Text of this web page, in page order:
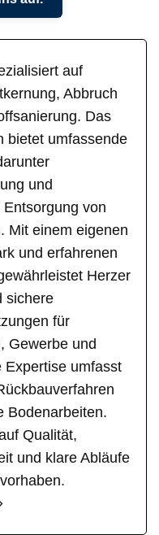
auf
Abbruch
Das
bietet umfassende
und
von
Mit einem eigenen
und erfahrenen
Herzer
sichere
für
Gewerbe und
Expertise umfasst
Bodenarbeiten.
Qualität,
und klare Abläufe